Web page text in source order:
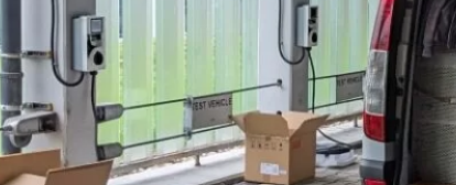
Szolgáltatásunk Továbbszámlázás
Type 2 csatlakozóaljzat
Type 2 csatlakozós kábel
Type 2 kábelcsatlakozás
Távfelügyelet Távvezérlés
Villamosbiztonsági mérések Villanyautó töltése ÉV mérés